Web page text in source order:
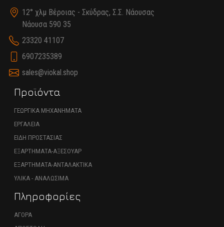
12° χλμ Βέροιας - Σκύδρας, Σ.Σ. Νάουσας
Νάουσα 590 35
23320 41107
6907235389
sales@viokal.shop
Προϊόντα
ΓΕΩΡΓΙΚΑ ΜΗΧΑΝΗΜΑΤΑ
ΕΡΓΑΛΕΙΑ
ΕΙΔΗ ΠΡΟΣΤΑΣΙΑΣ
ΕΞΑΡΤΗΜΑΤΑ-ΑΞΕΣΟΥΑΡ
ΕΞΑΡΤΗΜΑΤΑ-ΑΝΤΑΛΑΚΤΙΚΑ
ΥΛΙΚΑ - ΑΝΑΛΩΣΙΜΑ
Πληροφορίες
ΑΓΟΡΑ